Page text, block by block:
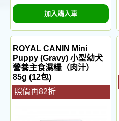
加入購入車
ROYAL CANIN Mini
Puppy (Gravy) 小型幼犬
營養主食濕糧（肉汁）
85g (12包)
照價再82折